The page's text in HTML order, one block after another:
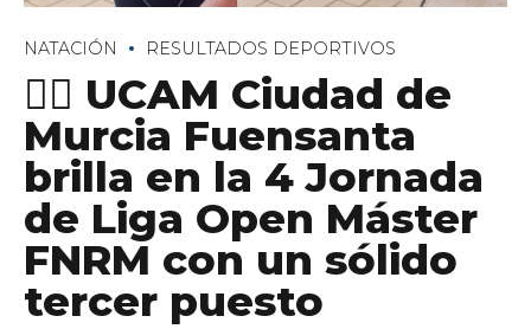
NATACIÓN RESULTADOS DEPORTIVOS
🏊‍♂️ UCAM Ciudad de
Murcia Fuensanta
brilla en la 4 Jornada
de Liga Open Máster
FNRM con un sólido
tercer puesto